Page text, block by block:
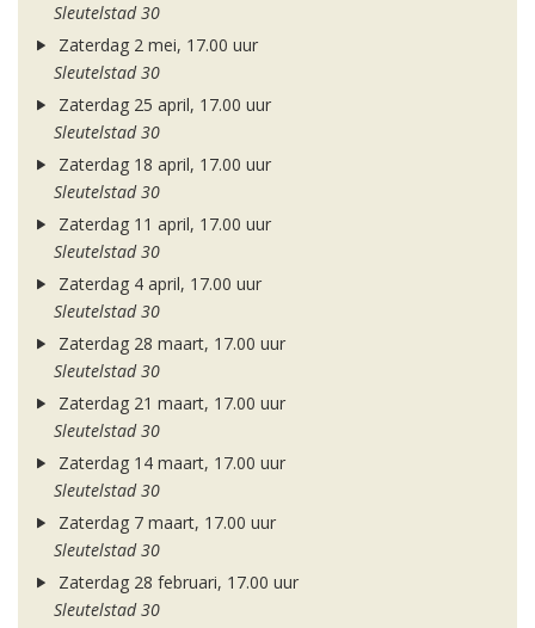
Sleutelstad 30
Zaterdag 2 mei, 17.00 uur
Sleutelstad 30
Zaterdag 25 april, 17.00 uur
Sleutelstad 30
Zaterdag 18 april, 17.00 uur
Sleutelstad 30
Zaterdag 11 april, 17.00 uur
Sleutelstad 30
Zaterdag 4 april, 17.00 uur
Sleutelstad 30
Zaterdag 28 maart, 17.00 uur
Sleutelstad 30
Zaterdag 21 maart, 17.00 uur
Sleutelstad 30
Zaterdag 14 maart, 17.00 uur
Sleutelstad 30
Zaterdag 7 maart, 17.00 uur
Sleutelstad 30
Zaterdag 28 februari, 17.00 uur
Sleutelstad 30